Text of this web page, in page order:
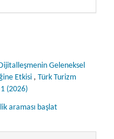
Geleneksel
Etkisi , Türk Turizm
(2026)
araması başlat